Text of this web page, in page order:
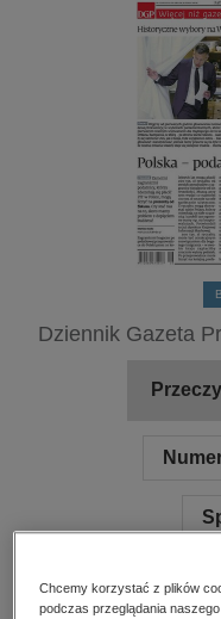
komputery,
kobiece,
polityka,
psychologiczne
popularno-
Dziennik Gazeta
Chcemy korzystać z plików
podczas przeglądania